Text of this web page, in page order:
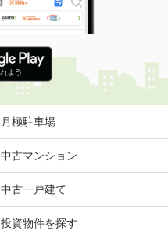
月極駐車場
中古マンション
中古一戸建て
投資物件を探す